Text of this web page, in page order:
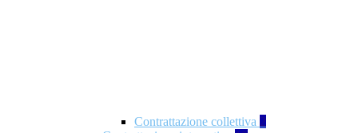
Contrattazione collettiva 2